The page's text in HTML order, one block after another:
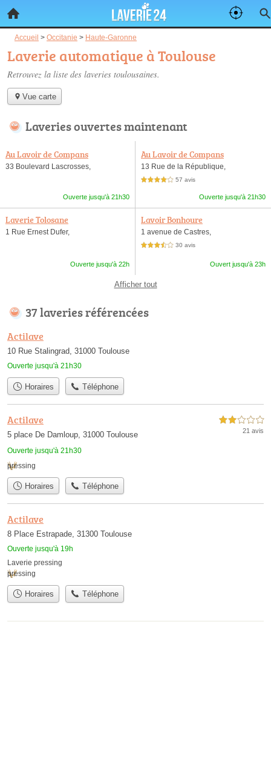
Accueil > Occitanie > Haute-Garonne
Laverie automatique à Toulouse
Retrouvez la liste des laveries toulousaines.
Vue carte
Laveries ouvertes maintenant
Au Lavoir de Compans
33 Boulevard Lascrosses,
Ouverte jusqu'à 21h30
Au Lavoir de Compans
13 Rue de la République,
4,0 étoiles sur 5 57 avis
Ouverte jusqu'à 21h30
Laverie Tolosane
1 Rue Ernest Dufer,
Ouverte jusqu'à 22h
Lavoir Bonhoure
1 avenue de Castres,
3,5 étoiles sur 5 30 avis
Ouvert jusqu'à 23h
Afficher tout
37 laveries référencées
Actilave
10 Rue Stalingrad, 31000 Toulouse
Ouverte jusqu'à 21h30
Horaires Téléphone
Actilave
5 place De Damloup, 31000 Toulouse
Ouverte jusqu'à 21h30
2,0 étoiles sur 5
21 avis
pressing
Horaires Téléphone
Actilave
8 Place Estrapade, 31300 Toulouse
Ouverte jusqu'à 19h
Laverie pressing
pressing
Horaires Téléphone